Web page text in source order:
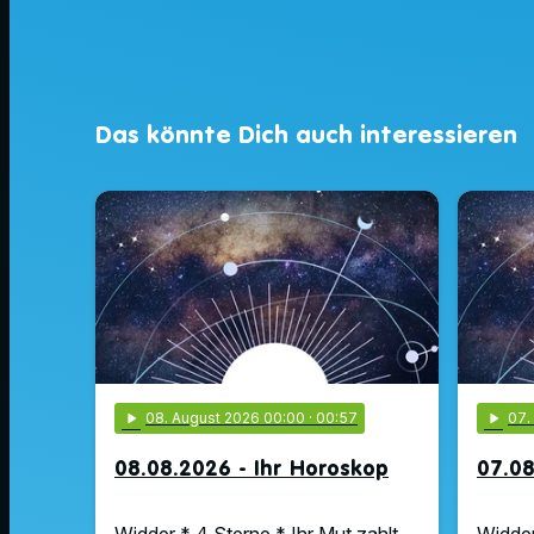
Das könnte Dich auch interessieren
play_arrow 08. August 2026 00:00 · 00:57
08.08.2026 - Ihr Horoskop
play_arrow 07